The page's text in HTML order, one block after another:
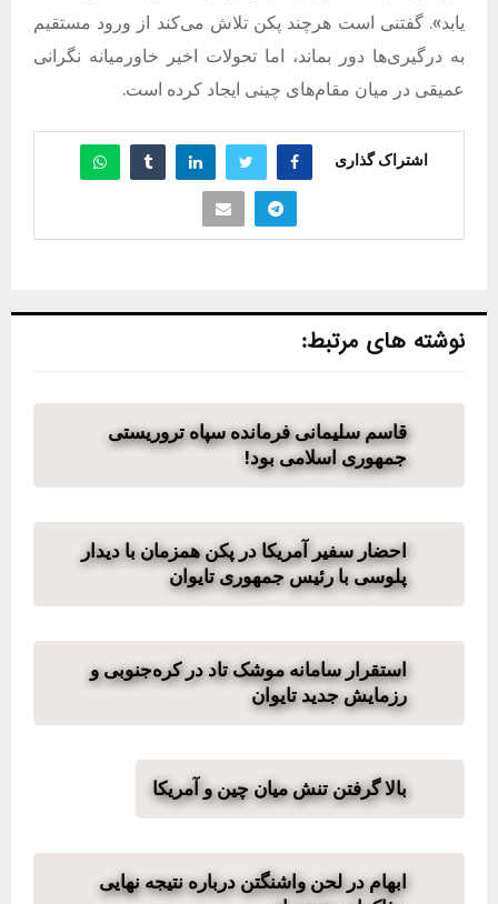
یابد». گفتنی است هرچند پکن تلاش می‌کند از ورود مستقیم
به درگیری‌ها دور بماند، اما تحولات اخیر خاورمیانه نگرانی
عمیقی در میان مقام‌های چینی ایجاد کرده است.
اشتراک گذاری
نوشته های مرتبط:
قاسم سلیمانی فرمانده سپاه تروریستی
جمهوری اسلامی بود!
احضار سفیر آمریکا در پکن همزمان با دیدار
پلوسی با رئيس جمهوری تایوان
استقرار سامانه موشک تاد در کره‌جنوبی و
رزمایش جدید تایوان
بالا گرفتن تنش میان چین و آمریکا
ابهام در لحن واشنگتن درباره نتیجه نهایی